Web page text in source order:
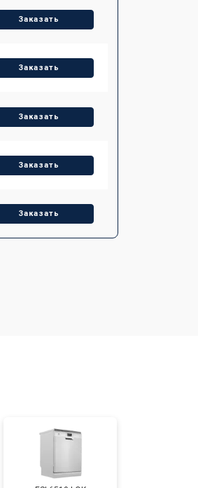
Заказать
Заказать
Заказать
Заказать
Заказать